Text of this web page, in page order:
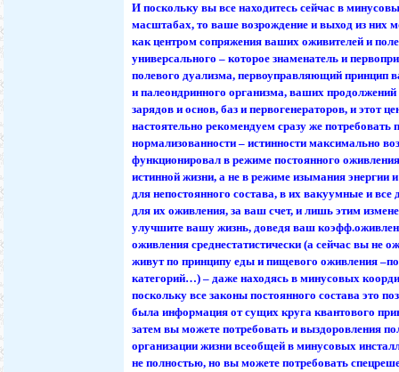
И поскольку вы все находитесь сейчас в
масштабах, то ваше возрождение и выход из них
как центром сопряжения ваших оживителей и
универсального – которое знаменатель и
полевого дуализма, первоуправляющий принцип
и палеондринного организма, ваших
зарядов и основ, баз и первогенераторов, и этот
настоятельно рекомендуем сразу же потребовать
нормализованности – истинности максимально
функционировал в режиме постоянного
истинной жизни, а не в режиме изымания энергии
для непостоянного состава, в их вакуумные и
для их оживления, за ваш счет, и лишь этим
улучшите вашу жизнь, доведя ваш
оживления среднестатистически (а сейчас вы не
живут по принципу еды и пищевого оживления
категорий…) – даже находясь в минусовых
поскольку все законы постоянного состава это
была информация от сущих круга квантового
затем вы можете потребовать и выздоровления
организации жизни всеобщей в минусовых
не полностью, но вы можете потребовать